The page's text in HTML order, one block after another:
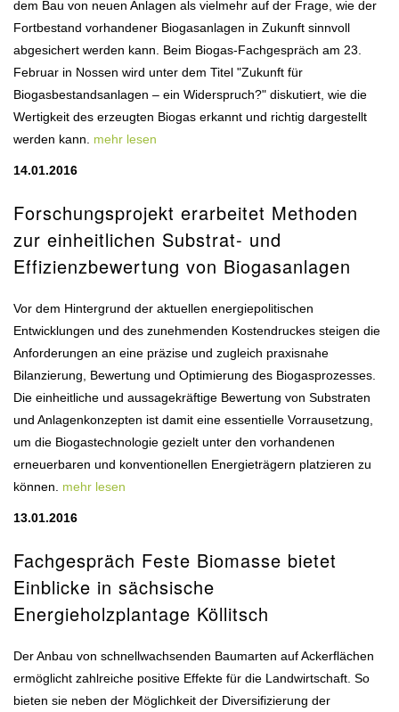
dem Bau von neuen Anlagen als vielmehr auf der Frage, wie der
Fortbestand vorhandener Biogasanlagen in Zukunft sinnvoll
abgesichert werden kann. Beim Biogas-Fachgespräch am 23.
Februar in Nossen wird unter dem Titel "Zukunft für
Biogasbestandsanlagen – ein Widerspruch?" diskutiert, wie die
Wertigkeit des erzeugten Biogas erkannt und richtig dargestellt
werden kann. mehr lesen
14.01.2016
Forschungsprojekt erarbeitet Methoden
zur einheitlichen Substrat- und
Effizienzbewertung von Biogasanlagen
Vor dem Hintergrund der aktuellen energiepolitischen
Entwicklungen und des zunehmenden Kostendruckes steigen die
Anforderungen an eine präzise und zugleich praxisnahe
Bilanzierung, Bewertung und Optimierung des Biogasprozesses.
Die einheitliche und aussagekräftige Bewertung von Substraten
und Anlagenkonzepten ist damit eine essentielle Vorrausetzung,
um die Biogastechnologie gezielt unter den vorhandenen
erneuerbaren und konventionellen Energieträgern platzieren zu
können. mehr lesen
13.01.2016
Fachgespräch Feste Biomasse bietet
Einblicke in sächsische
Energieholzplantage Köllitsch
Der Anbau von schnellwachsenden Baumarten auf Ackerflächen
ermöglicht zahlreiche positive Effekte für die Landwirtschaft. So
bieten sie neben der Möglichkeit der Diversifizierung der